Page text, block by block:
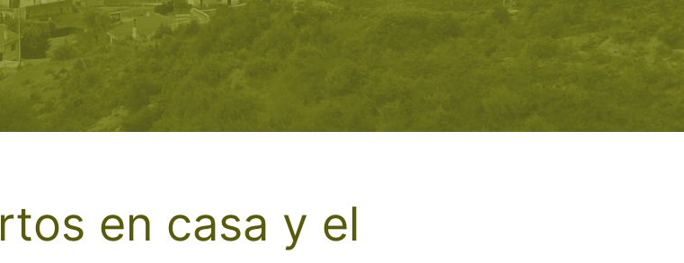
en casa y el